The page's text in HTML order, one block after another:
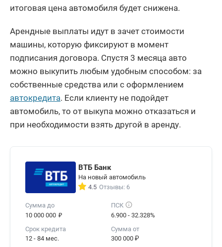
итоговая цена автомобиля будет снижена.
Арендные выплаты идут в зачет стоимости
машины, которую фиксируют в момент
подписания договора. Спустя 3 месяца авто
можно выкупить любым удобным способом: за
собственные средства или с оформлением
автокредита. Если клиенту не подойдет
автомобиль, то от выкупа можно отказаться и
при необходимости взять другой в аренду.
ВТБ Банк
На новый автомобиль
4.5 Отзывы: 6
Сумма до
10 000 000 ₽
ПСК
6.900 - 32.328%
Срок кредита
12 - 84 мес.
Сумма от
300 000 ₽